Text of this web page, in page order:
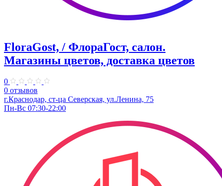
FloraGost, / ФлораГост, салон.
Магазины цветов, доставка цветов
0
0 отзывов
г.Краснодар, ст-ца Северская, ул.Ленина, 75
Пн-Вс 07:30-22:00